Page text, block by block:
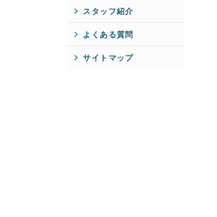
スタッフ紹介
よくある質問
サイトマップ